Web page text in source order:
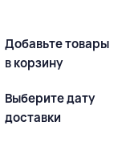
Добавьте товары
в корзину
Выберите дату
доставки